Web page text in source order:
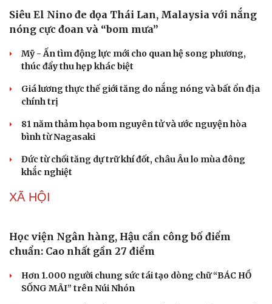
Doanh nghiệp
Thông tin doanh nghiệp
Doanh nghiệp 24h
Vì cộng đồng
Sành điệu
Chuyển đổi số
Siêu El Nino đe dọa Thái Lan, Malaysia với nắng
nóng cực đoan và “bom mưa”
Mỹ - Ấn tìm động lực mới cho quan hệ song phương,
thúc đẩy thu hẹp khác biệt
Giá lương thực thế giới tăng do nắng nóng và bất ổn địa
chính trị
81 năm thảm họa bom nguyên tử và ước nguyện hòa
bình từ Nagasaki
Đức từ chối tăng dự trữ khí đốt, châu Âu lo mùa đông
khắc nghiệt
XÃ HỘI
Học viện Ngân hàng, Hậu cần công bố điểm
chuẩn: Cao nhất gần 27 điểm
Hơn 1.000 người chung sức tái tạo dòng chữ “BÁC HỒ
SỐNG MÃI” trên Núi Nhón